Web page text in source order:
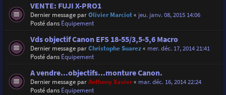
VENTE: FUJI X-PRO1
Dernier message parOlivier Marciot« jeu. janv. 08, 2015 14:06
Posté dans Équipement
Vds objectif Canon EFS 18-55/3,5-5,6 Macro
Dernier message parChristophe Suarez« mer. déc. 17, 2014 21:41
Posté dans Équipement
A vendre...objectifs...monture Canon.
Dernier message parAnthony Xavier« mar. déc. 16, 2014 22:24
Posté dans Équipement